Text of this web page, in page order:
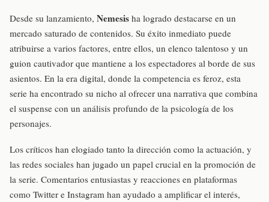
Desde su lanzamiento, Nemesis ha logrado destacarse en un
mercado saturado de contenidos. Su éxito inmediato puede
atribuirse a varios factores, entre ellos, un elenco talentoso y un
guion cautivador que mantiene a los espectadores al borde de sus
asientos. En la era digital, donde la competencia es feroz, esta
serie ha encontrado su nicho al ofrecer una narrativa que combina
el suspense con un análisis profundo de la psicología de los
personajes.
Los críticos han elogiado tanto la dirección como la actuación, y
las redes sociales han jugado un papel crucial en la promoción de
la serie. Comentarios entusiastas y reacciones en plataformas
como Twitter e Instagram han ayudado a amplificar el interés,